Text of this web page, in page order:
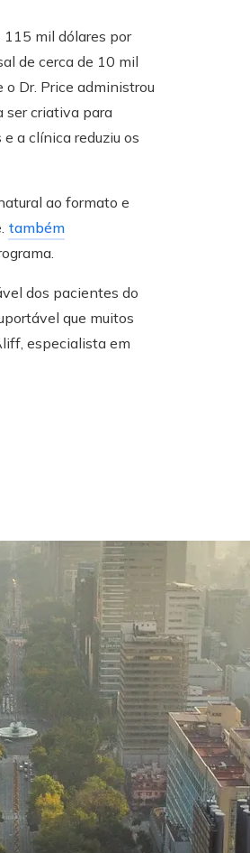
115 mil dólares por
de cerca de 10 mil
o Dr. Price administrou
ser criativa para
a clínica reduziu os
ao formato e
também
dos pacientes do
que muitos
especialista em